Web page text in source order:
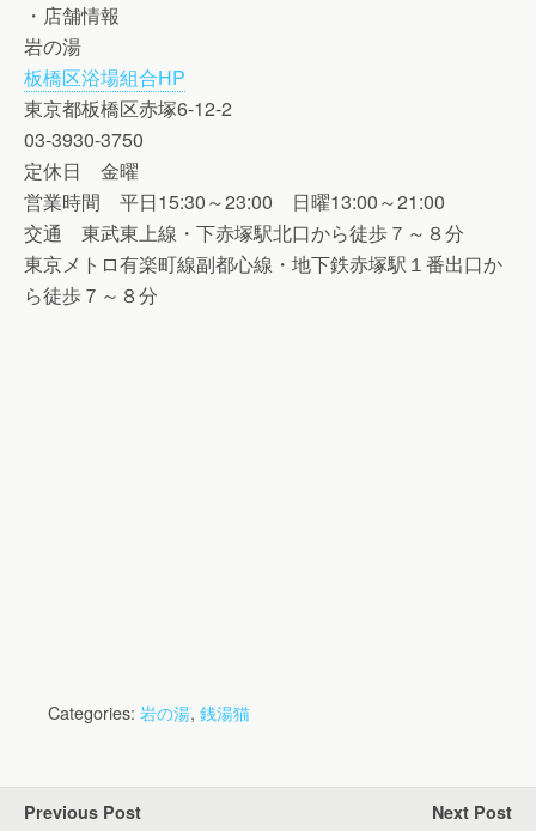
・店舗情報
岩の湯
板橋区浴場組合HP
東京都板橋区赤塚6-12-2
03-3930-3750
定休日 金曜
営業時間 平日15:30～23:00 日曜13:00～21:00
交通 東武東上線・下赤塚駅北口から徒歩７～８分
東京メトロ有楽町線副都心線・地下鉄赤塚駅１番出口か
ら徒歩７～８分
Categories: 岩の湯, 銭湯猫
Previous Post Next Post